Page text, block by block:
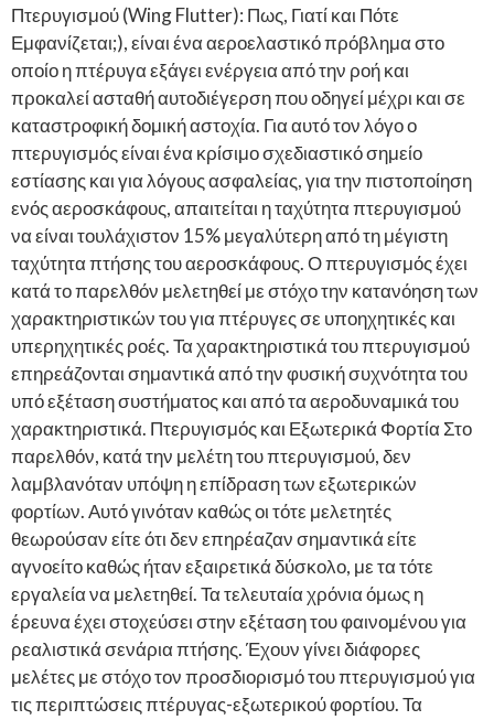
Πτερυγισμού (Wing Flutter): Πως, Γιατί και Πότε
Εμφανίζεται;), είναι ένα αεροελαστικό πρόβλημα στο
οποίο η πτέρυγα εξάγει ενέργεια από την ροή και
προκαλεί ασταθή αυτοδιέγερση που οδηγεί μέχρι και σε
καταστροφική δομική αστοχία. Για αυτό τον λόγο ο
πτερυγισμός είναι ένα κρίσιμο σχεδιαστικό σημείο
εστίασης και για λόγους ασφαλείας, για την πιστοποίηση
ενός αεροσκάφους, απαιτείται η ταχύτητα πτερυγισμού
να είναι τουλάχιστον 15% μεγαλύτερη από τη μέγιστη
ταχύτητα πτήσης του αεροσκάφους. Ο πτερυγισμός έχει
κατά το παρελθόν μελετηθεί με στόχο την κατανόηση των
χαρακτηριστικών του για πτέρυγες σε υποηχητικές και
υπερηχητικές ροές. Τα χαρακτηριστικά του πτερυγισμού
επηρεάζονται σημαντικά από την φυσική συχνότητα του
υπό εξέταση συστήματος και από τα αεροδυναμικά του
χαρακτηριστικά. Πτερυγισμός και Εξωτερικά Φορτία Στο
παρελθόν, κατά την μελέτη του πτερυγισμού, δεν
λαμβλανόταν υπόψη η επίδραση των εξωτερικών
φορτίων. Αυτό γινόταν καθώς οι τότε μελετητές
θεωρούσαν είτε ότι δεν επηρέαζαν σημαντικά είτε
αγνοείτο καθώς ήταν εξαιρετικά δύσκολο, με τα τότε
εργαλεία να μελετηθεί. Τα τελευταία χρόνια όμως η
έρευνα έχει στοχεύσει στην εξέταση του φαινομένου για
ρεαλιστικά σενάρια πτήσης. Έχουν γίνει διάφορες
μελέτες με στόχο τον προσδιορισμό του πτερυγισμού για
τις περιπτώσεις πτέρυγας-εξωτερικού φορτίου. Τα